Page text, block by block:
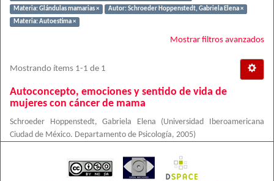
Materia: Glándulas mamarias ×
Autor: Schroeder Hoppenstedt, Gabriela Elena ×
Materia: Autoestima ×
Mostrar filtros avanzados
Mostrando ítems 1-1 de 1
Autoconcepto, emociones y sentido de vida de
mujeres con cáncer de mama
Schroeder Hoppenstedt, Gabriela Elena (Universidad Iberoamericana
Ciudad de México. Departamento de Psicología, 2005)